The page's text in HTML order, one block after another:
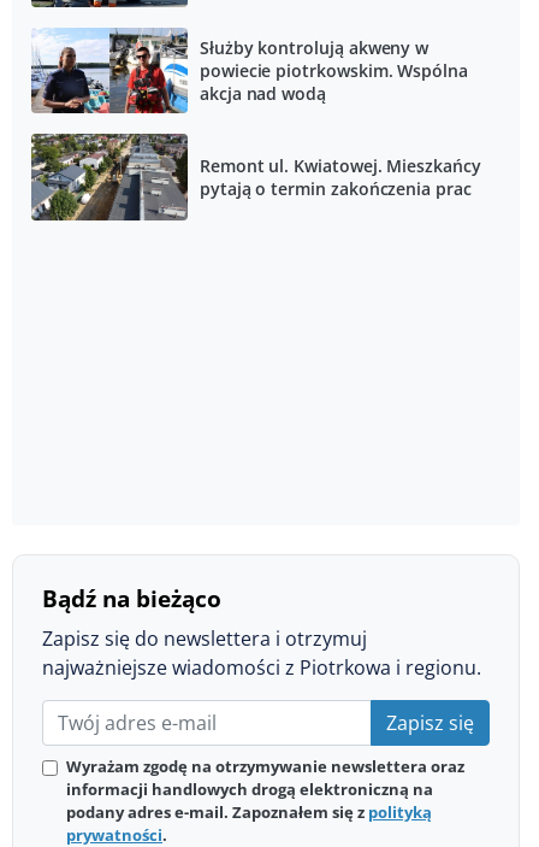
Służby kontrolują akweny w
powiecie piotrkowskim. Wspólna
akcja nad wodą
Remont ul. Kwiatowej. Mieszkańcy
pytają o termin zakończenia prac
Bądź na bieżąco
Zapisz się do newslettera i otrzymuj
najważniejsze wiadomości z Piotrkowa i regionu.
Zapisz się
Wyrażam zgodę na otrzymywanie newslettera oraz
informacji handlowych drogą elektroniczną na
podany adres e-mail. Zapoznałem się z polityką
prywatności.